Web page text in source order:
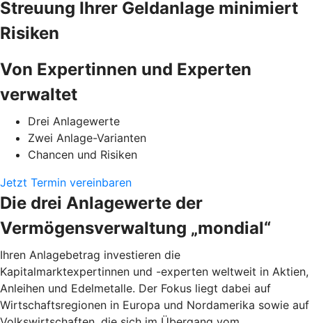
Streuung Ihrer Geldanlage minimiert
Risiken
Von Expertinnen und Experten
verwaltet
Drei Anlagewerte
Zwei Anlage-Varianten
Chancen und Risiken
Jetzt Termin vereinbaren
Die drei Anlagewerte der
Vermögensverwaltung „mondial“
Ihren Anlagebetrag investieren die
Kapitalmarktexpertinnen und -experten weltweit in Aktien,
Anleihen und Edelmetalle. Der Fokus liegt dabei auf
Wirtschaftsregionen in Europa und Nordamerika sowie auf